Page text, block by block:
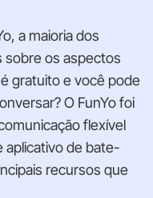
a maioria dos
sobre os aspectos
gratuito e você pode
O FunYo foi
flexível
aplicativo de bate-
recursos que